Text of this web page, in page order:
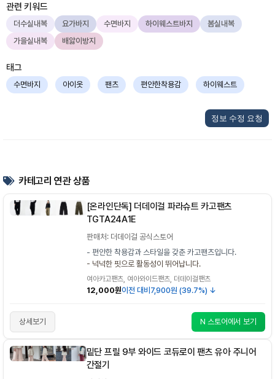
관련 키워드
더수실내복 요가바지 수면바지 하이웨스트바지
봄실내복
가을실내복
배앓이방지
태그
수면바지 아이옷 팬츠 편안한착용감 하이웨스트
정보 수정 요청
카테고리 연관 상품
[온라인단독] 더데이걸 파라슈트 카고팬츠
TGTA24A1E
판매처: 더데이걸 공식스토어
- 편안한 착용감과 스타일을 갖춘 카고팬츠입니다.
- 넉넉한 핏으로 활동성이 뛰어납니다.
여아카고팬츠, 여아와이드팬츠, 더데이걸팬츠
12,000원이전 대비 7,900원 (39.7%) ↓
상세보기 N 스토어에서 보기
밑단 프릴 9부 와이드 코듀로이 팬츠 유아 주니어
간절기